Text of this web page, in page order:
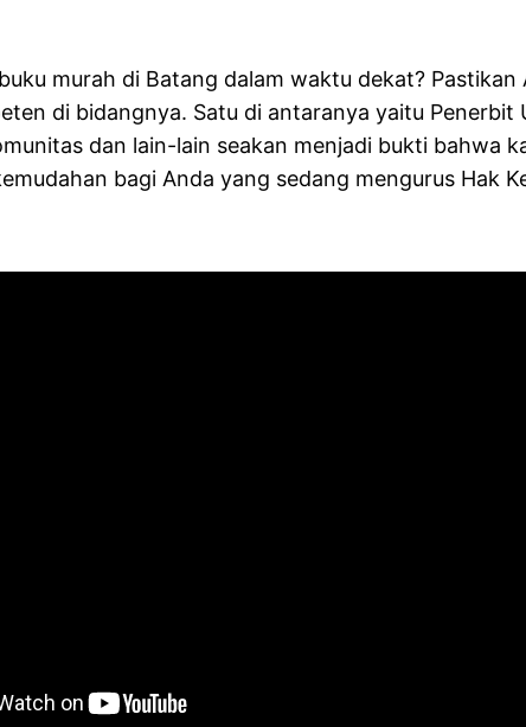
murah di Batang dalam waktu dekat?
di bidangnya. Satu di antaranya yaitu
dan lain-lain seakan menjadi bukti bahwa
bagi Anda yang sedang mengurus Hak